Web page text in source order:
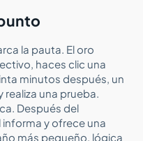
la pauta. El oro
haces clic una
minutos después, un
una prueba.
Después del
y ofrece una
más pequeño, lógica